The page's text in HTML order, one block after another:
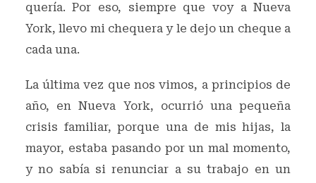
quería. Por eso, siempre que voy a Nueva
York, llevo mi chequera y le dejo un cheque a
cada una.
La última vez que nos vimos, a principios de
año, en Nueva York, ocurrió una pequeña
crisis familiar, porque una de mis hijas, la
mayor, estaba pasando por un mal momento,
y no sabía si renunciar a su trabajo en un